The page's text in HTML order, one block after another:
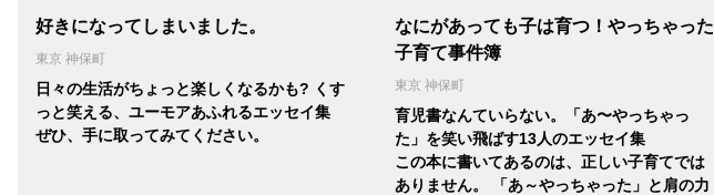
好きになってしまいました。
東京 神保町
日々の生活がちょっと楽しくなるかも? くす
っと笑える、ユーモアあふれるエッセイ集
ぜひ、手に取ってみてください。
なにがあっても子は育つ！やっちゃった
子育て事件簿
東京 神保町
育児書なんていらない。「あ〜やっちゃっ
た」を笑い飛ばす13人のエッセイ集
この本に書いてあるのは、正しい子育てでは
ありません。 「あ～やっちゃった」と肩の力